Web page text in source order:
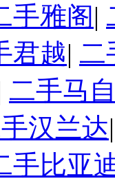
手雅阁|
君越| 二
二手马
汉兰达
手比亚